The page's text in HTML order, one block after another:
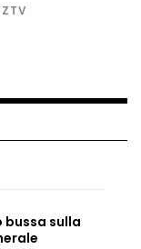
ad Atene
down for
lo sposo
bussa sulla